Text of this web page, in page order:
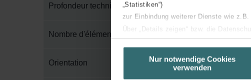
„Statistiken“)
zur Einbindung weiterer Dienste wie
Über „Details zeigen“ bzw. die
unserer Website verwenden, um Ihnen
basierend auf Ihren Interessen zur
Nur notwendige Cookies
verwenden
Profondeur technique
Nombre d'éléments
Orientation